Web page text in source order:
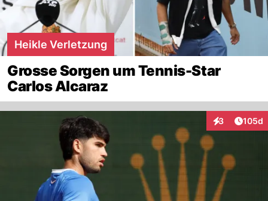
Heikle Verletzung
Grosse Sorgen um Tennis-Star
Carlos Alcaraz
3
Interaktionen
105d